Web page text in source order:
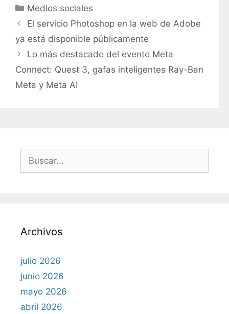
C
a
e
g
o
r
Medios sociales
El servicio Photoshop en la web de Adobe
ya está disponible públicamente
Lo más destacado del evento Meta
Connect: Quest 3, gafas inteligentes Ray-Ban
Meta y Meta AI
:Archivos
julio 2026
junio 2026
mayo 2026
abril 2026